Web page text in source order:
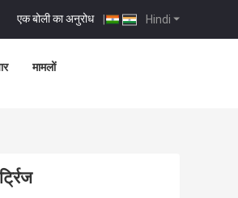
Hindi
एक बोली का अनुरोध |
मामलों